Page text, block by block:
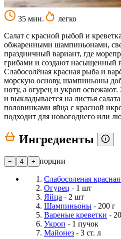
35 мин.
легко
Салат с красной рыбой и
обжаренными шампиньонами,
праздничный вариант, где
грибами и создают насыщенный
Слабосолёная красная рыба и
морскую основу, шампиньоны
ноту, а огурец и укроп освежают.
и выкладывается на листья
половинками яйца с красной
подходит для новогоднего или
Ингредиенты
− 4 + порции
Слабосоленая
Огурец - 1 шт
Яйца - 2 шт
Шампиньоны - 200 г
Вареные креветки -
Укроп - 1 пучок
Майонез - 3 ст. л